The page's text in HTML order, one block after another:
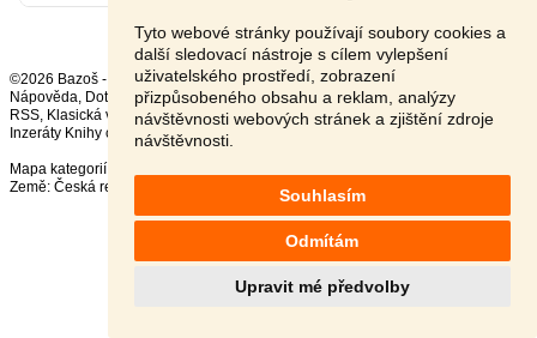
Tyto webové stránky používají soubory cookies a
další sledovací nástroje s cílem vylepšení
uživatelského prostředí, zobrazení
přizpůsobeného obsahu a reklam, analýzy
návštěvnosti webových stránek a zjištění zdroje
návštěvnosti.
Souhlasím
Odmítám
Upravit mé předvolby
©2026 Bazoš -
Inzerce, Bazar
Nápověda, Dotazy ,Hodnocení,Kontakt,Reklama Podmínky,Ochrana údajů
RSS,
Inzeráty Knihy celkem:
37480 , za 24 hodin:
Mapa kategorií
Země: Česká republika Polsko, Rakousko